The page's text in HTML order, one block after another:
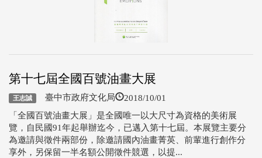
第十七屆全國百號油畫大展
王志誠 臺中市政府文化局 2018/10/01
「全國百號油畫大展」是全國唯一以大尺寸為資格的美術展
覽，自民國91年起舉辦迄今，已邁入第十七屆。本展覽主要分
為邀請與徵件兩部份，除邀請國內油畫菁英、前輩進行創作分
享外，另保留一半名額公開徵件競選，以提...